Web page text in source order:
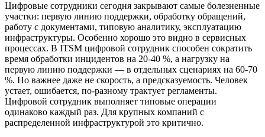
Цифровые сотрудники сегодня закрывают самые болезненные
участки: первую линию поддержки, обработку обращений,
работу с документами, типовую аналитику, эксплуатацию
инфраструктуры. Особенно хорошо это видно в сервисных
процессах. В ITSM цифровой сотрудник способен сократить
время обработки инцидентов на 20-40 %, а нагрузку на
первую линию поддержки — в отдельных сценариях на 60-70
%. Но важнее даже не скорость, а предсказуемость. Человек
устает, ошибается, по-разному трактует регламенты.
Цифровой сотрудник выполняет типовые операции
одинаково каждый раз. Для крупных компаний с
распределенной инфраструктурой это критично.